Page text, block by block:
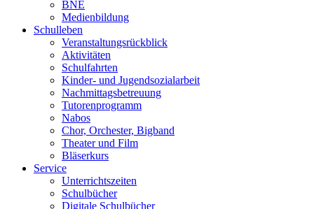
BNE
Medienbildung
Schulleben
Veranstaltungsrückblick
Aktivitäten
Schulfahrten
Kinder- und Jugendsozialarbeit
Nachmittagsbetreuung
Tutorenprogramm
Nabos
Chor, Orchester, Bigband
Theater und Film
Bläserkurs
Service
Unterrichtszeiten
Schulbücher
Digitale Schulbücher